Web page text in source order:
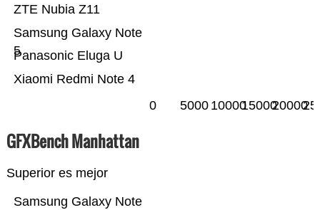
Xiaomi Redmi Note 4
Panasonic Eluga U
Samsung Galaxy Note
5
ZTE Nubia Z11
0 5000 100001500020000
GFXBench Manhattan
Superior es mejor
Samsung Galaxy Note